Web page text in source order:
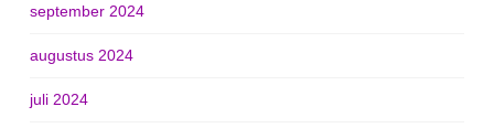
september 2024
augustus 2024
juli 2024